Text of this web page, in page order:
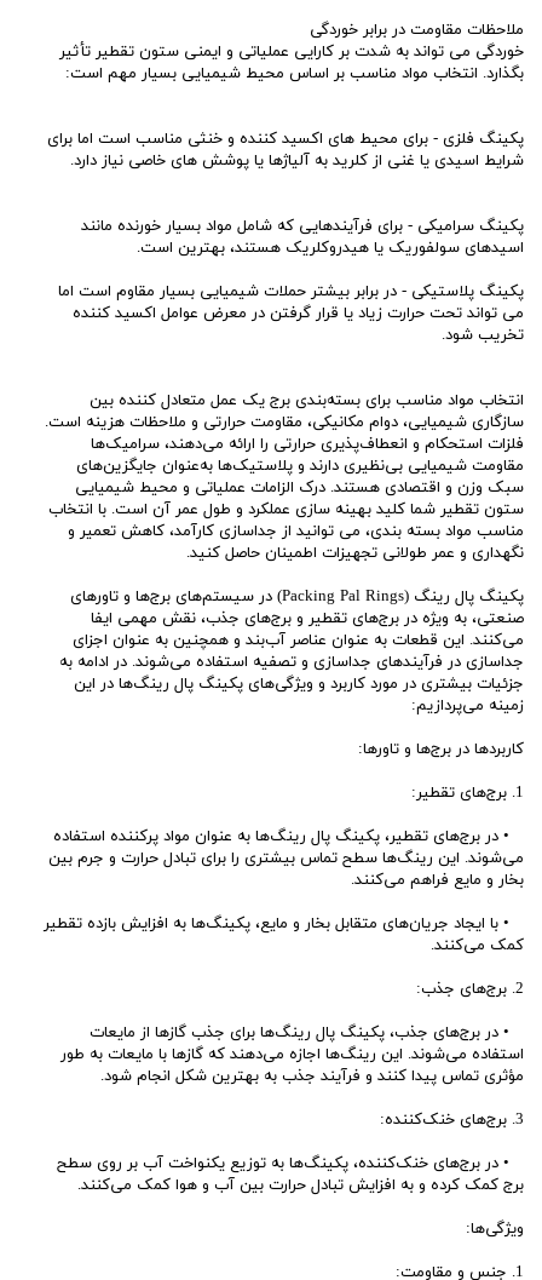
ملاحظات مقاومت در برابر خوردگی
خوردگی می تواند به شدت بر کارایی عملیاتی و ایمنی ستون تقطیر تأثیر
بگذارد. انتخاب مواد مناسب بر اساس محیط شیمیایی بسیار مهم است:
پکینگ فلزی - برای محیط های اکسید کننده و خنثی مناسب است اما برای
شرایط اسیدی یا غنی از کلرید به آلیاژها یا پوشش های خاصی نیاز دارد.
پکینگ سرامیکی - برای فرآیندهایی که شامل مواد بسیار خورنده مانند
اسیدهای سولفوریک یا هیدروکلریک هستند، بهترین است.
پکینگ پلاستیکی - در برابر بیشتر حملات شیمیایی بسیار مقاوم است اما
می تواند تحت حرارت زیاد یا قرار گرفتن در معرض عوامل اکسید کننده
تخریب شود.
انتخاب مواد مناسب برای بسته‌بندی برج یک عمل متعادل کننده بین
سازگاری شیمیایی، دوام مکانیکی، مقاومت حرارتی و ملاحظات هزینه است.
فلزات استحکام و انعطاف‌پذیری حرارتی را ارائه می‌دهند، سرامیک‌ها
مقاومت شیمیایی بی‌نظیری دارند و پلاستیک‌ها به‌عنوان جایگزین‌های
سبک وزن و اقتصادی هستند. درک الزامات عملیاتی و محیط شیمیایی
ستون تقطیر شما کلید بهینه سازی عملکرد و طول عمر آن است. با انتخاب
مناسب مواد بسته بندی، می توانید از جداسازی کارآمد، کاهش تعمیر و
نگهداری و عمر طولانی تجهیزات اطمینان حاصل کنید.
پکینگ پال رینگ‌ (Packing Pal Rings) در سیستم‌های برج‌ها و تاورهای
صنعتی، به ویژه در برج‌های تقطیر و برج‌های جذب، نقش مهمی ایفا
می‌کنند. این قطعات به عنوان عناصر آب‌بند و همچنین به عنوان اجزای
جداسازی در فرآیندهای جداسازی و تصفیه استفاده می‌شوند. در ادامه به
جزئیات بیشتری در مورد کاربرد و ویژگی‌های پکینگ پال رینگ‌ها در این
زمینه می‌پردازیم:
کاربردها در برج‌ها و تاورها:
1. برج‌های تقطیر:
• در برج‌های تقطیر، پکینگ پال رینگ‌ها به عنوان مواد پرکننده استفاده
می‌شوند. این رینگ‌ها سطح تماس بیشتری را برای تبادل حرارت و جرم بین
بخار و مایع فراهم می‌کنند.
• با ایجاد جریان‌های متقابل بخار و مایع، پکینگ‌ها به افزایش بازده تقطیر
کمک می‌کنند.
2. برج‌های جذب:
• در برج‌های جذب، پکینگ پال رینگ‌ها برای جذب گازها از مایعات
استفاده می‌شوند. این رینگ‌ها اجازه می‌دهند که گازها با مایعات به طور
مؤثری تماس پیدا کنند و فرآیند جذب به بهترین شکل انجام شود.
3. برج‌های خنک‌کننده:
• در برج‌های خنک‌کننده، پکینگ‌ها به توزیع یکنواخت آب بر روی سطح
برج کمک کرده و به افزایش تبادل حرارت بین آب و هوا کمک می‌کنند.
ویژگی‌ها:
1. جنس و مقاومت: